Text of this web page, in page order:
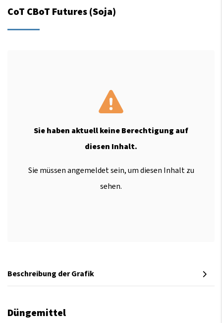
CoT CBoT Futures (Soja)
Sie haben aktuell keine Berechtigung auf
diesen Inhalt.
Sie müssen angemeldet sein, um diesen Inhalt zu
sehen.
Beschreibung der Grafik
Düngemittel